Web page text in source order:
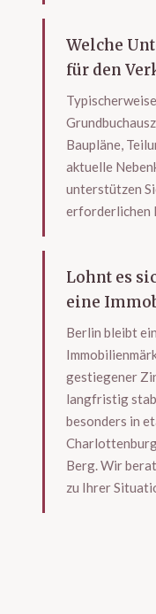
Welche
für den
Baupläne,
aktuelle
unterstützen
erforderlichen
Lohnt es
eine
Berlin bleibt
gestiegener
langfristig
besonders in
Berg. Wir
zu Ihrer